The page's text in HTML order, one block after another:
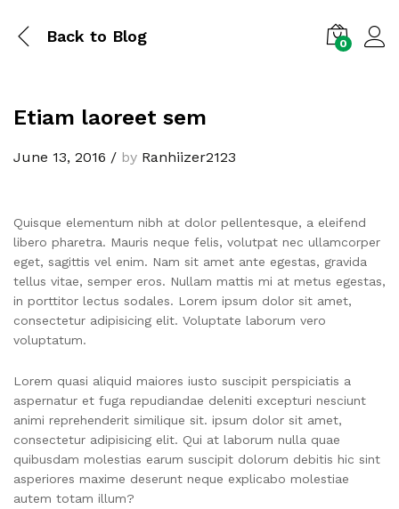
Back to Blog 0
Etiam laoreet sem
June 13, 2016 / by Ranhiizer2123
Quisque elementum nibh at dolor pellentesque, a eleifend
libero pharetra. Mauris neque felis, volutpat nec ullamcorper
eget, sagittis vel enim. Nam sit amet ante egestas, gravida
tellus vitae, semper eros. Nullam mattis mi at metus egestas,
in porttitor lectus sodales. Lorem ipsum dolor sit amet,
consectetur adipisicing elit. Voluptate laborum vero
voluptatum.
Lorem quasi aliquid maiores iusto suscipit perspiciatis a
aspernatur et fuga repudiandae deleniti excepturi nesciunt
animi reprehenderit similique sit. ipsum dolor sit amet,
consectetur adipisicing elit. Qui at laborum nulla quae
quibusdam molestias earum suscipit dolorum debitis hic sint
asperiores maxime deserunt neque explicabo molestiae
autem totam illum?